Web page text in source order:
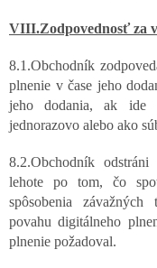
VIII.Zodpovednosť za
8.1.Obchodník
plnenie v čase jeho
jeho dodania, ak ide
jednorazovo alebo ako
8.2.Obchodník
lehote po tom, čo
spôsobenia
povahu digitálneho
plnenie požadoval.